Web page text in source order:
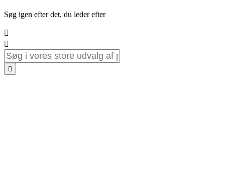
Søg igen efter det, du leder efter


